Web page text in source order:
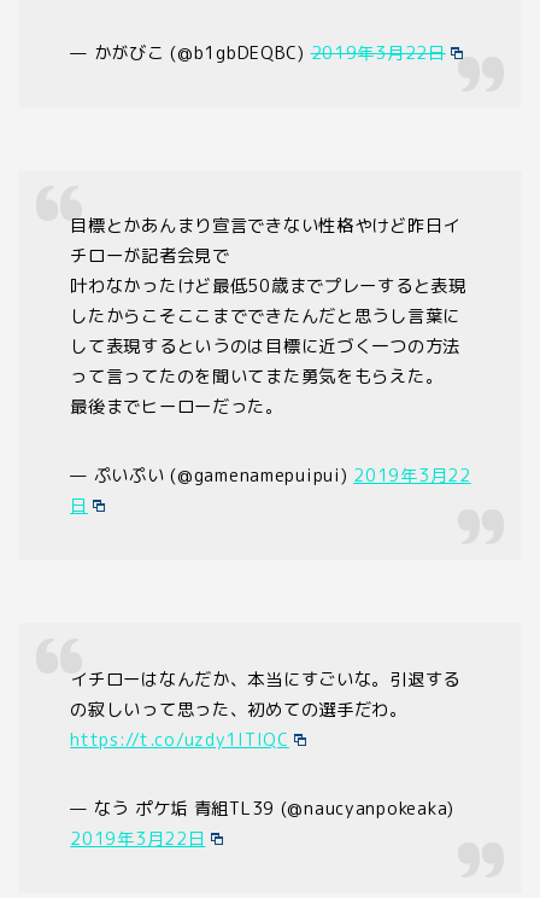
— かがびこ (@b1gbDEQBC)2019年3月22日
目標とかあんまり宣言できない性格やけど昨日イ
チローが記者会見で
叶わなかったけど最低50歳までプレーすると表現
したからこそここまでできたんだと思うし言葉に
して表現するというのは目標に近づく一つの方法
って言ってたのを聞いてまた勇気をもらえた。
最後までヒーローだった。
— ぷいぷい (@gamenamepuipui) 2019年3月22
日
イチローはなんだか、本当にすごいな。引退する
の寂しいって思った、初めての選手だわ。
https://t.co/uzdy1ITlQC
— なう ポケ垢 青組TL39 (@naucyanpokeaka)
2019年3月22日